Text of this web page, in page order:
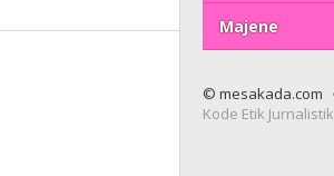
Majene
© mesakada.com
Kode Etik Jurnalistik